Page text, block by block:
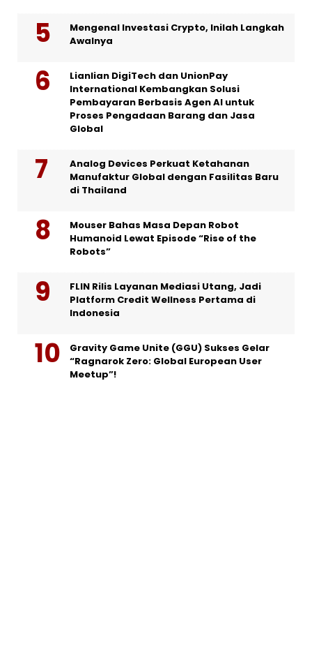
Mengenal Investasi Crypto, Inilah Langkah
Awalnya
Lianlian DigiTech dan UnionPay
International Kembangkan Solusi
Pembayaran Berbasis Agen AI untuk
Proses Pengadaan Barang dan Jasa
Global
Analog Devices Perkuat Ketahanan
Manufaktur Global dengan Fasilitas Baru
di Thailand
Mouser Bahas Masa Depan Robot
Humanoid Lewat Episode “Rise of the
Robots”
FLIN Rilis Layanan Mediasi Utang, Jadi
Platform Credit Wellness Pertama di
Indonesia
Gravity Game Unite (GGU) Sukses Gelar
“Ragnarok Zero: Global European User
Meetup”!